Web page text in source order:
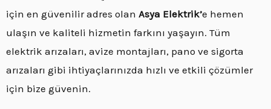
için en güvenilir adres olan Asya Elektrik’e hemen
ulaşın ve kaliteli hizmetin farkını yaşayın. Tüm
elektrik arızaları, avize montajları, pano ve sigorta
arızaları gibi ihtiyaçlarınızda hızlı ve etkili çözümler
için bize güvenin.